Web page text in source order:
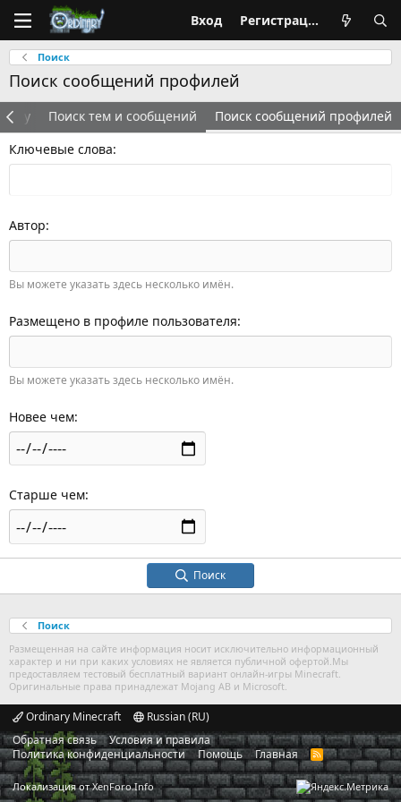
Вход Регистрация
Поиск
Поиск сообщений профилей
Поиск тем и сообщений
Поиск сообщений профилей
Ключевые слова
Автор
Вы можете указать здесь несколько имён.
Размещено в профиле пользователя
Вы можете указать здесь несколько имён.
Новее чем
Старше чем
Поиск
Поиск
Размещенная на сайте информация носит исключительно информационный
характер и ни при каких условиях не является публичной офертой.Мы
предоставляем тестовый бесплатный вариант онлайн-игры Minecraft.
Оригинальные права принадлежат Mojang AB и Microsoft.
Ordinary Minecraft
Russian (RU)
Обратная связь
Условия и правила
Политика конфиденциальности
Помощь Главная
R
S
S
Локализация отXenForo.Info